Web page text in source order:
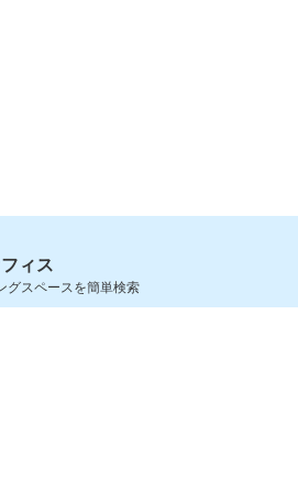
ィス
グスペースを簡単検索